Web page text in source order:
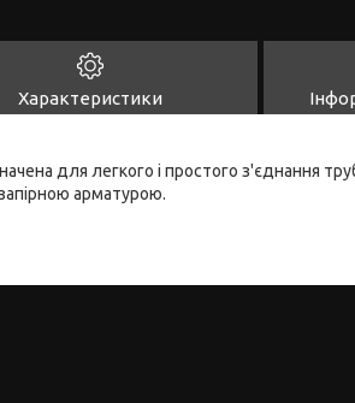
Характеристики
для легкого і простого з'єднання
арматурою.